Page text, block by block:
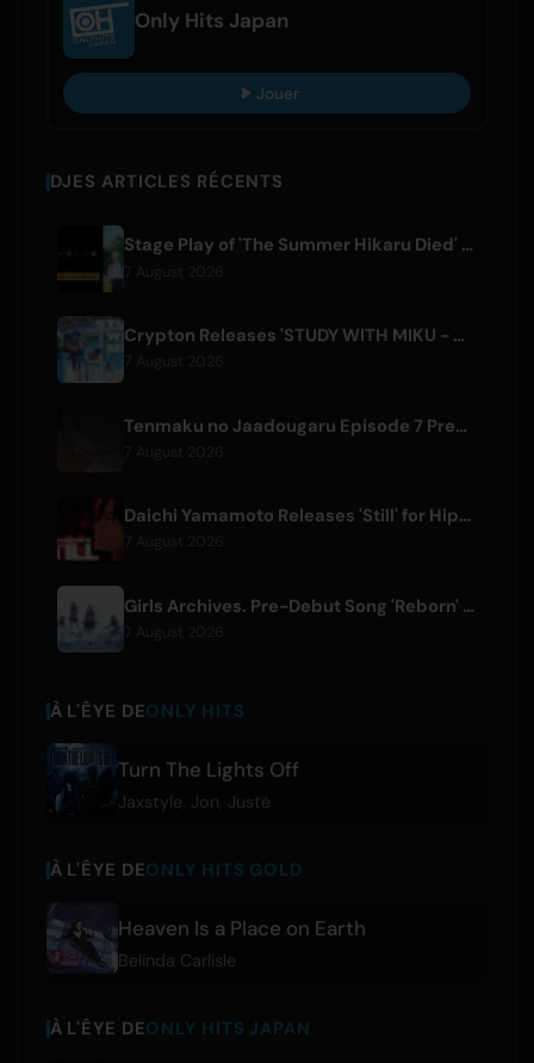
Only Hits Japan
Jouer
DJES ARTICLES RÉCENTS
Stage Play of 'The Summer Hikaru Died' Streams Globally for Free on ABEMA
Crypton Releases 'STUDY WITH MIKU - part6 -' Instrumental BGM Video
Tenmaku no Jaadougaru Episode 7 Preview Released
Daichi Yamamoto Releases 'Still' for Hip-Hop Anime 'Shadow Beat'
Girls Archives. Pre-Debut Song 'Reborn' is Theme for Netflix Film
À L'ÊYE DEONLY HITS
Turn The Lights Off
Jaxstyle Jon Justė
À L'ÊYE DEONLY HITS GOLD
Heaven Is a Place on Earth
Belinda Carlisle
À L'ÊYE DEONLY HITS JAPAN